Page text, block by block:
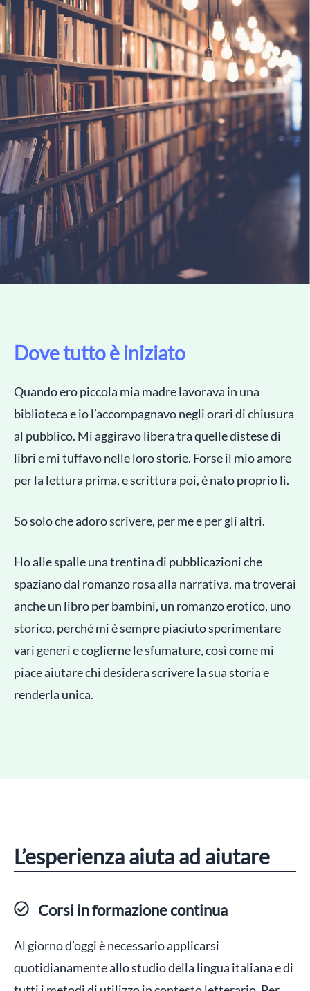
Dove tutto è iniziato
Quando ero piccola mia madre lavorava in una
biblioteca e io l’accompagnavo negli orari di chiusura
al pubblico. Mi aggiravo libera tra quelle distese di
libri e mi tuffavo nelle loro storie. Forse il mio amore
per la lettura prima, e scrittura poi, è nato proprio lì.
So solo che adoro scrivere, per me e per gli altri.
Ho alle spalle una trentina di pubblicazioni che
spaziano dal romanzo rosa alla narrativa, ma troverai
anche un libro per bambini, un romanzo erotico, uno
storico, perché mi è sempre piaciuto sperimentare
vari generi e coglierne le sfumature, così come mi
piace aiutare chi desidera scrivere la sua storia e
renderla unica.
L’esperienza aiuta ad aiutare
Corsi in formazione continua
Al giorno d’oggi è necessario applicarsi
quotidianamente allo studio della lingua italiana e di